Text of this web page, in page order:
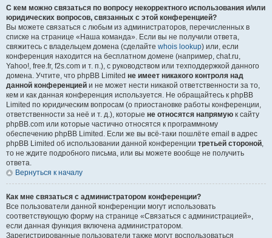
С кем можно связаться по вопросу некорректного использования и/или
юридических вопросов, связанных с этой конференцией?
Вы можете связаться с любым из администраторов, перечисленных в
списке на странице «Наша команда». Если вы не получили ответа,
свяжитесь с владельцем домена (сделайте whois lookup) или, если
конференция находится на бесплатном домене (например, chat.ru,
Yahoo!, free.fr, f2s.com и т. п.), с руководством или техподдержкой данного
домена. Учтите, что phpBB Limited не имеет никакого контроля над
данной конференцией и не может нести никакой ответственности за то,
кем и как данная конференция используется. Не обращайтесь к phpBB
Limited по юридическим вопросам (о приостановке работы конференции,
ответственности за неё и т. д.), которые не относятся напрямую к сайту
phpBB.com или которые частично относятся к программному
обеспечению phpBB Limited. Если же вы всё-таки пошлёте email в адрес
phpBB Limited об использовании данной конференции третьей стороной,
то не ждите подробного письма, или вы можете вообще не получить
ответа.
Вернуться к началу
Как мне связаться с администратором конференции?
Все пользователи данной конференции могут использовать
соответствующую форму на странице «Связаться с администрацией»,
если данная функция включена администратором.
Зарегистрированные пользователи также могут воспользоваться